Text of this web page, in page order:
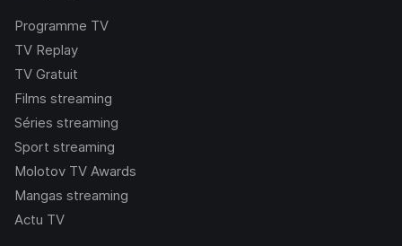
Programme TV
TV Replay
TV Gratuit
Films streaming
Séries streaming
Sport streaming
Molotov TV Awards
Mangas streaming
Actu TV